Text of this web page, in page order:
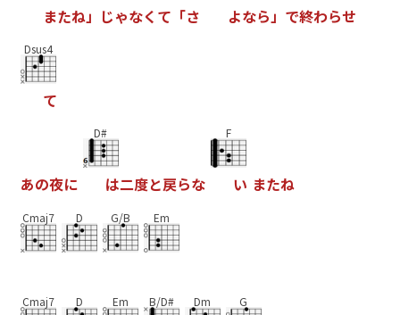
またね」 じゃなく て 「さ よなら」 で終わらせ
Dsus4
て
あの夜に
D#
は二度と戻らな
F
い またね
Cmaj7 D G/B Em
Cmaj7 D Em B/D# Dm G